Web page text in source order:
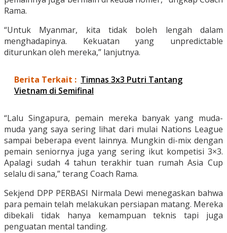
Rama.
“Untuk Myanmar, kita tidak boleh lengah dalam
menghadapinya. Kekuatan yang unpredictable
diturunkan oleh mereka,” lanjutnya.
Berita Terkait : Timnas 3x3 Putri Tantang
Vietnam di Semifinal
“Lalu Singapura, pemain mereka banyak yang muda-
muda yang saya sering lihat dari mulai Nations League
sampai beberapa event lainnya. Mungkin di-mix dengan
pemain seniornya juga yang sering ikut kompetisi 3×3.
Apalagi sudah 4 tahun terakhir tuan rumah Asia Cup
selalu di sana,” terang Coach Rama.
Sekjend DPP PERBASI Nirmala Dewi menegaskan bahwa
para pemain telah melakukan persiapan matang. Mereka
dibekali tidak hanya kemampuan teknis tapi juga
penguatan mental tanding.